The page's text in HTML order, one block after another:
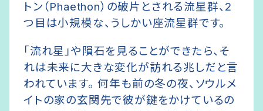
トン（Phaethon）の破片とされる流星群、2
つ目は小規模な、うしかい座流星群です。
「流れ星」や隕石を見ることができたら、そ
れは未来に大きな変化が訪れる兆しだと言
われています。 何年も前の冬の夜、ソウルメ
イトの家の玄関先で彼が鍵をかけているの